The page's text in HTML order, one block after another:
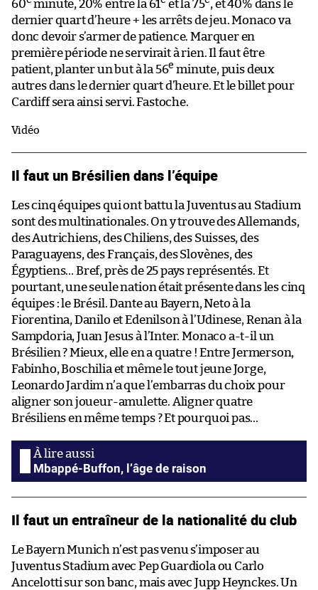
60 minute, 20% entre la 61 et la 75 , et 40% dans le
dernier quart d’heure + les arrêts de jeu. Monaco va
donc devoir s’armer de patience. Marquer en
première période ne servirait à rien. Il faut être
patient, planter un but à la 56e minute, puis deux
autres dans le dernier quart d’heure. Et le billet pour
Cardiff sera ainsi servi. Fastoche.
Vidéo
Il faut un Brésilien dans l’équipe
Les cinq équipes qui ont battu la Juventus au Stadium
sont des multinationales. On y trouve des Allemands,
des Autrichiens, des Chiliens, des Suisses, des
Paraguayens, des Français, des Slovènes, des
Égyptiens… Bref, près de 25 pays représentés. Et
pourtant, une seule nation était présente dans les cinq
équipes : le Brésil. Dante au Bayern, Neto à la
Fiorentina, Danilo et Edenilson à l’Udinese, Renan à la
Sampdoria, Juan Jesus à l’Inter. Monaco a-t-il un
Brésilien ? Mieux, elle en a quatre ! Entre Jermerson,
Fabinho, Boschilia et même le tout jeune Jorge,
Leonardo Jardim n’a que l’embarras du choix pour
aligner son joueur-amulette. Aligner quatre
Brésiliens en même temps ? Et pourquoi pas…
Mbappé-Buffon, l’âge de raison
Il faut un entraîneur de la nationalité du club
Le Bayern Munich n’est pas venu s’imposer au
Juventus Stadium avec Pep Guardiola ou Carlo
Ancelotti sur son banc, mais avec Jupp Heynckes. Un